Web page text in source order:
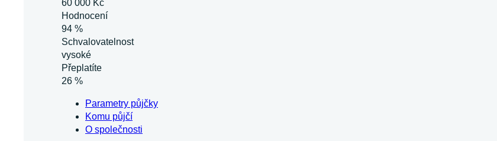
60 000 Kč
Hodnocení
94 %
Schvalovatelnost
vysoké
Přeplatíte
26 %
Parametry půjčky
Komu půjčí
O společnosti